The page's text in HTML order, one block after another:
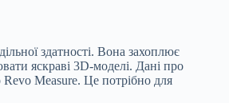
здатності. Вона захоплює
яскраві 3D-моделі. Дані про
Measure. Це потрібно для